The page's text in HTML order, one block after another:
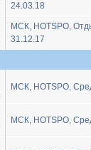
24.03.18
МСК, HOTSPO,
31.12.17
МСК, HOTSPO,
МСК, HOTSPO,